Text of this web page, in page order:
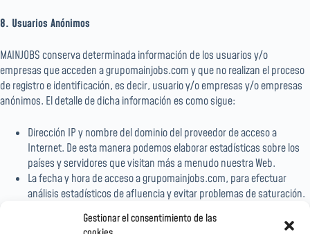
Gestionar el consentimiento de las
8. Usuarios Anónimos
MAINJOBS conserva determinada información de los usuarios y/o
empresas que acceden a grupomainjobs.com y que no realizan el proceso
de registro e identificación, es decir, usuario y/o empresas y/o empresas
anónimos. El detalle de dicha información es como sigue:
Dirección IP y nombre del dominio del proveedor de acceso a
Internet. De esta manera podemos elaborar estadísticas sobre los
países y servidores que visitan más a menudo nuestra Web.
La fecha y hora de acceso a grupomainjobs.com, para efectuar
análisis estadísticos de afluencia y evitar problemas de saturación.